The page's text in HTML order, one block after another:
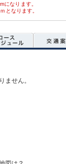
になります。
となります。
せん。